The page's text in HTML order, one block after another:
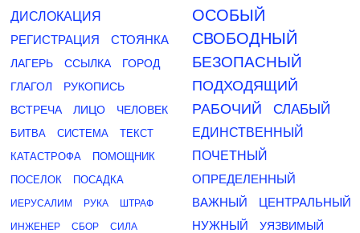
ДИСЛОКАЦИЯ
РЕГИСТРАЦИЯ
СТОЯНКА
ЛАГЕРЬ ССЫЛКА
ГОРОД
ГЛАГОЛ
РУКОПИСЬ
ВСТРЕЧА
ЛИЦО ЧЕЛОВЕК
БИТВА СИСТЕМА
ТЕКСТ
КАТАСТРОФА
ПОМОЩНИК
ПОСЕЛОК
ПОСАДКА
ИЕРУСАЛИМ РУКА ШТРАФ
ИНЖЕНЕР СБОР СИЛА
ОСОБЫЙ
СВОБОДНЫЙ
БЕЗОПАСНЫЙ
ПОДХОДЯЩИЙ
РАБОЧИЙ
СЛАБЫЙ
ЕДИНСТВЕННЫЙ
ПОЧЕТНЫЙ
ОПРЕДЕЛЕННЫЙ
ВАЖНЫЙ
ЦЕНТРАЛЬНЫЙ
НУЖНЫЙ
УЯЗВИМЫЙ